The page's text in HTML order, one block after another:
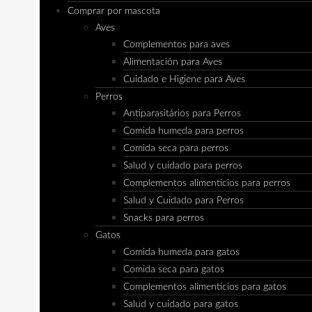
Comprar por mascota
Aves
Complementos para aves
Alimentación para Aves
Cuidado e Higiene para Aves
Perros
Antiparasitários para Perros
Comida humeda para perros
Comida seca para perros
Salud y cuidado para perros
Complementos alimenticios para perros
Salud y Cuidado para Perros
Snacks para perros
Gatos
Comida humeda para gatos
Comida seca para gatos
Complementos alimenticios para gatos
Salud y cuidado para gatos